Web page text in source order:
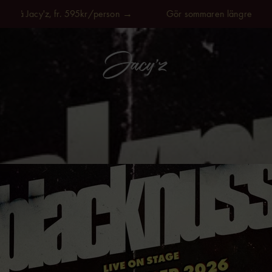
på Jacy'z, fr. 595kr/person → Gör sommaren längre, på